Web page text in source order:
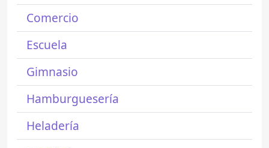
Comercio
Escuela
Gimnasio
Hamburguesería
Heladería